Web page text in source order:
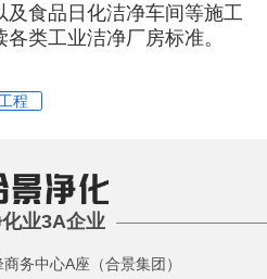
食品日化洁净车间等施工
类工业洁净厂房标准。
程
业3A企业
务中心A座（合景集团）